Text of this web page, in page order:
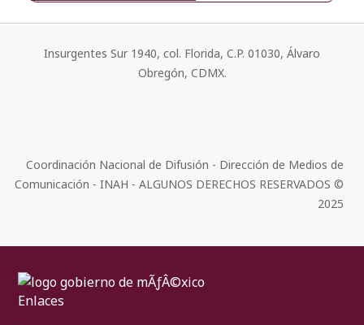
Insurgentes Sur 1940, col. Florida, C.P. 01030, Álvaro
Obregón, CDMX.
Coordinación Nacional de Difusión - Dirección de Medios de
Comunicación - INAH - ALGUNOS DERECHOS RESERVADOS ©
2025
Enlaces